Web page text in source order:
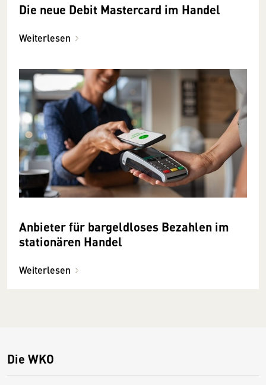
Die neue Debit Mastercard im Handel
Weiterlesen
Anbieter für bargeldloses Bezahlen im
stationären Handel
Weiterlesen
Die WKO